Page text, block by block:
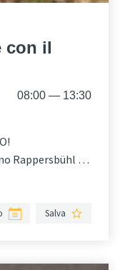
con il
08:00 — 13:30
Rappersbühl e
Salva